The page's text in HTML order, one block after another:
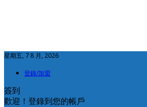
星期五, 7 8 月, 2026
登錄/加盟
簽到
歡迎！登錄到您的帳戶